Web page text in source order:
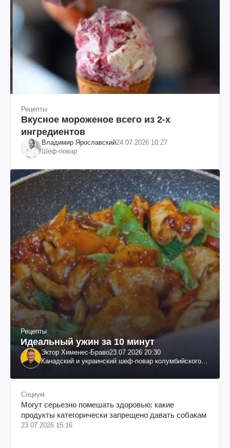
Рецепты
Вкусное мороженое всего из 2-х
ингредиентов
Владимир Ярославский24.07.2026 10:27
Шеф-повар
Рецепты
Идеальный ужин за 10 минут
Эктор Хименес-Браво23.07.2026 20:30
Канадский и украинский шеф-повар колумбийского
Социум
Могут серьезно помешать здоровью: какие
продукты категорически запрещено давать собакам
23.07.2026 15:16